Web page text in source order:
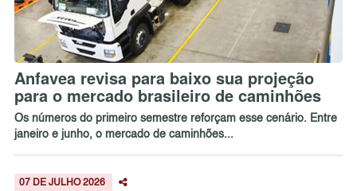
Anfavea revisa para baixo sua projeção
para o mercado brasileiro de caminhões
Os números do primeiro semestre reforçam esse cenário. Entre
janeiro e junho, o mercado de caminhões...
07 DE JULHO 2026